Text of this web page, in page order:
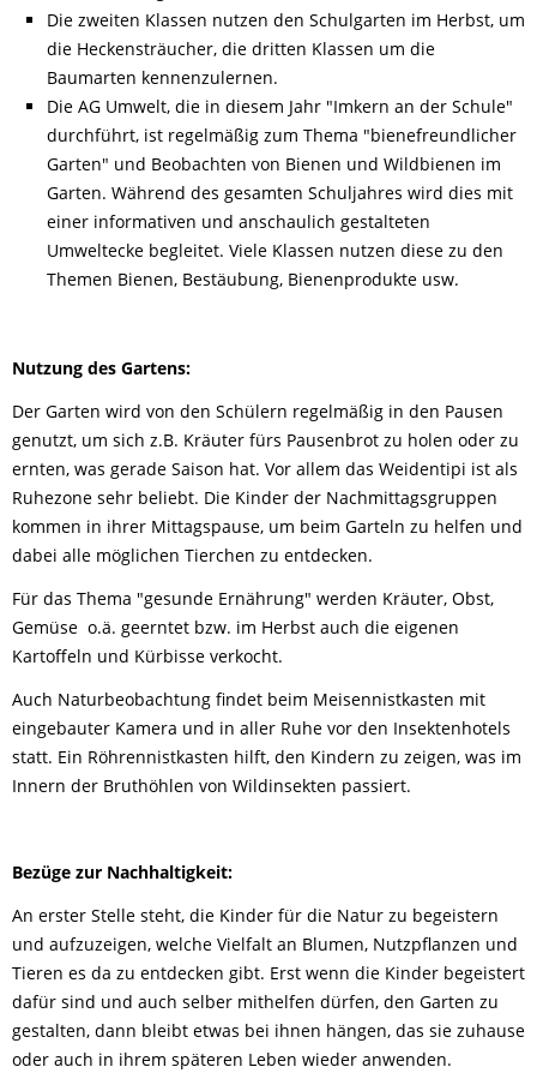
Die zweiten Klassen nutzen den Schulgarten im Herbst, um
die Heckensträucher, die dritten Klassen um die
Baumarten kennenzulernen.
Die AG Umwelt, die in diesem Jahr "Imkern an der Schule"
durchführt, ist regelmäßig zum Thema "bienefreundlicher
Garten" und Beobachten von Bienen und Wildbienen im
Garten. Während des gesamten Schuljahres wird dies mit
einer informativen und anschaulich gestalteten
Umweltecke begleitet. Viele Klassen nutzen diese zu den
Themen Bienen, Bestäubung, Bienenprodukte usw.
Nutzung des Gartens:
Der Garten wird von den Schülern regelmäßig in den Pausen
genutzt, um sich z.B. Kräuter fürs Pausenbrot zu holen oder zu
ernten, was gerade Saison hat. Vor allem das Weidentipi ist als
Ruhezone sehr beliebt. Die Kinder der Nachmittagsgruppen
kommen in ihrer Mittagspause, um beim Garteln zu helfen und
dabei alle möglichen Tierchen zu entdecken.
Für das Thema "gesunde Ernährung" werden Kräuter, Obst,
Gemüse o.ä. geerntet bzw. im Herbst auch die eigenen
Kartoffeln und Kürbisse verkocht.
Auch Naturbeobachtung findet beim Meisennistkasten mit
eingebauter Kamera und in aller Ruhe vor den Insektenhotels
statt. Ein Röhrennistkasten hilft, den Kindern zu zeigen, was im
Innern der Bruthöhlen von Wildinsekten passiert.
Bezüge zur Nachhaltigkeit:
An erster Stelle steht, die Kinder für die Natur zu begeistern
und aufzuzeigen, welche Vielfalt an Blumen, Nutzpflanzen und
Tieren es da zu entdecken gibt. Erst wenn die Kinder begeistert
dafür sind und auch selber mithelfen dürfen, den Garten zu
gestalten, dann bleibt etwas bei ihnen hängen, das sie zuhause
oder auch in ihrem späteren Leben wieder anwenden.